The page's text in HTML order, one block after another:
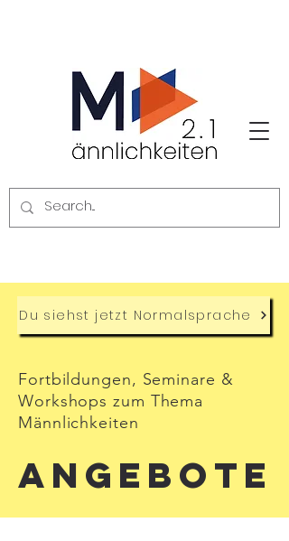
Du siehst jetzt Normalsprache
Fortbildungen, Seminare &
Workshops zum Thema
Männlichkeiten
Angebote